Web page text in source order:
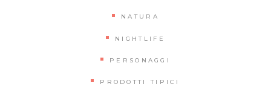
NATURA
NIGHTLIFE
PERSONAGGI
PRODOTTI TIPICI